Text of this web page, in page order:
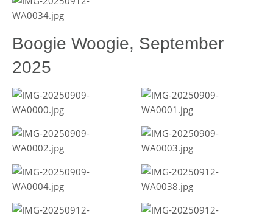
Boogie Woogie, September
2025